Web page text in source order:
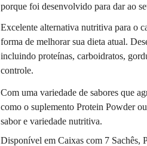
porque foi desenvolvido para dar ao
Excelente alternativa nutritiva para o
forma de melhorar sua dieta atual.
incluindo proteínas, carboidratos,
controle.
Com uma variedade de sabores que
como o suplemento Protein Powder
sabor e variedade nutritiva.
Disponível em Caixas com 7 Sachês,